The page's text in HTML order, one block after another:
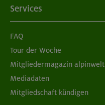
Services
FAQ
Tour der Woche
Mitgliedermagazin alpinwelt
Mediadaten
Mitgliedschaft kündigen